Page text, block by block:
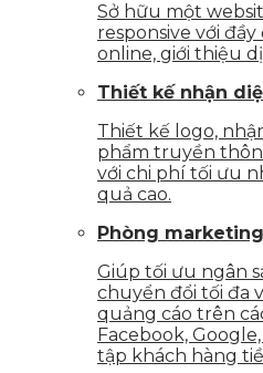
Sở hữu một
responsive với
online, giới thiệu
Thiết kế nhận
Thiết kế logo,
phẩm truyền
với chi phí tối ưu
quả cao.
Phòng
Giúp tối ưu ngân
chuyển đổi tối đa
quảng cáo trên
Facebook,
tập khách hàng